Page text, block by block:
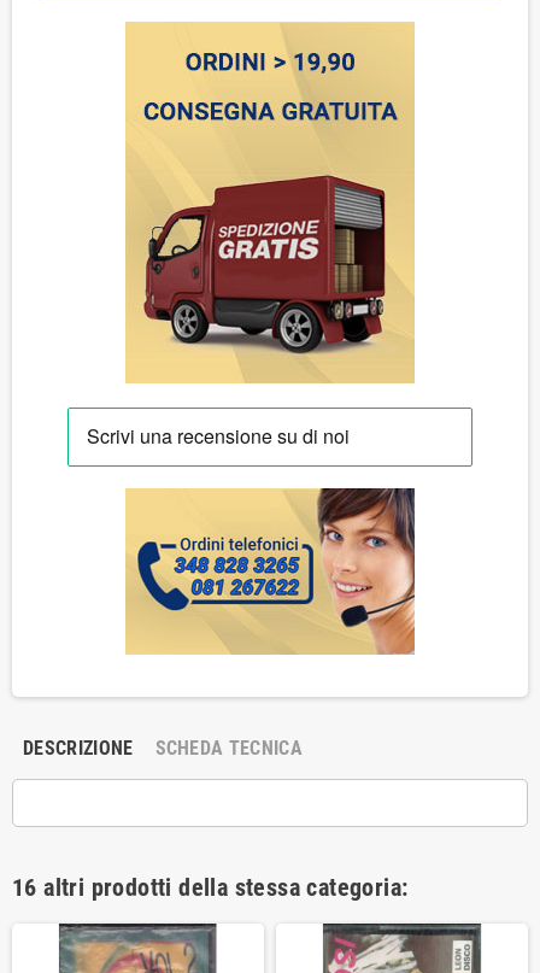
DESCRIZIONE SCHEDA TECNICA
16 altri prodotti della stessa categoria: